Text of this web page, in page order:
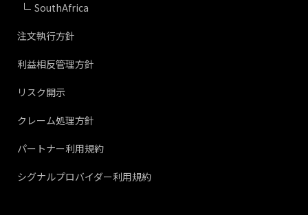
SouthAfrica
注文執行方針
利益相反管理方針
リスク開示
クレーム処理方針
パートナー利用規約
シグナルプロバイダー利用規約